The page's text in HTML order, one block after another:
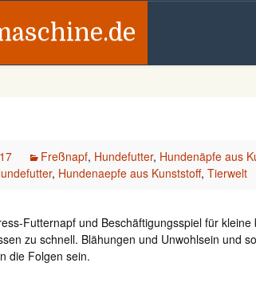
Freßnapf, Hundefutter, Hundenäpfe aus
, Hundenaepfe aus Kunststoff, Tierwelt
Futternapf und Beschäftigungsspiel für
zu schnell. Blähungen und Unwohlsein und
die Folgen sein.